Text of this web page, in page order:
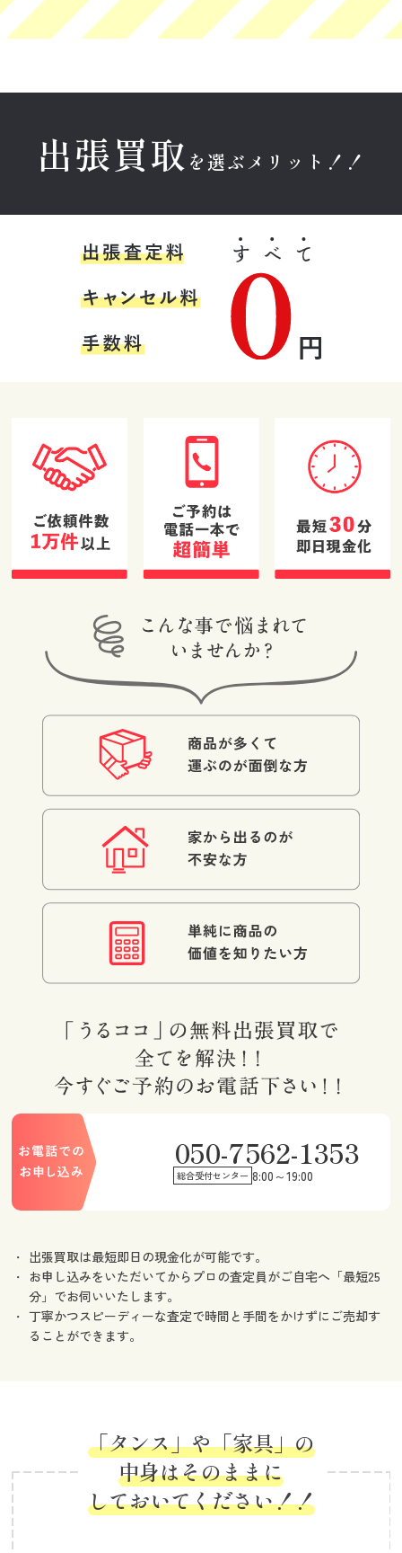
が多い中、こち
らは説明も明確
応してくださっ
頼できたので、
その場で売るこ
た際もお願いし
たいと思いま
す。信頼できる
おすすめの業者
(Googleのクチコミか
ら引用)
2026年05月22日
(Googleのクチコミか
ら引用)
2026年05月22日
しみやすく安心
できました。買
はつきませんで
た。
(Googleのクチコミか
ら引用)
2026年05月18日
★★★★★
金本様に出張買
取のご対応をし
た。大変気持ち
した。また機会
があればぜひお
願いしたいと感
1
★★★★★
とても丁寧に説
明していただけ
てありがたかっ
1
★★★★★
レトロ家具を買
い取ってもらお
うと思っていま
したが、状態が
と思っていたア
クセサリーに思
いもよらない値
です。鑑定士の
方の対応も非常
に良かったで
1
出張買取 を選ぶメリット！！
050-7562-1353
総合受付センター 8:00～19:00
出張買取は最短即日の現金化が可能です。
お申し込みをいただいてからプロの査定員がご自宅へ「最短25
分」でお伺いいたします。
丁寧かつスピーディーな査定で時間と手間をかけずにご売却す
ることができます。
「タンス」や「家具」の
中身はそのままに
しておいてください！！